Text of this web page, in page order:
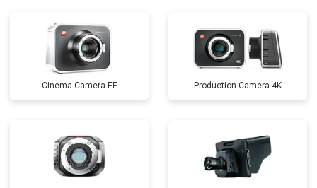
Cinema Camera EF Production Camera 4K